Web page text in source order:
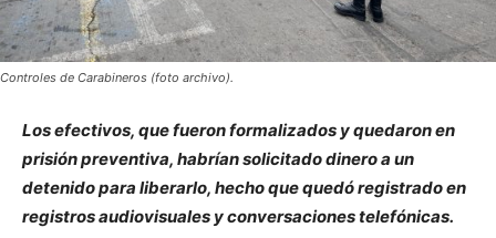
Controles de Carabineros (foto archivo).
Los efectivos, que fueron formalizados y quedaron en
prisión preventiva, habrían solicitado dinero a un
detenido para liberarlo, hecho que quedó registrado en
registros audiovisuales y conversaciones telefónicas.